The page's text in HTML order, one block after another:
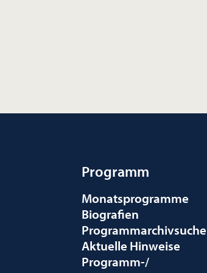
Programm
Monatsprogramme
Biografien
Programmarchivsuche
Aktuelle Hinweise
Programm-/